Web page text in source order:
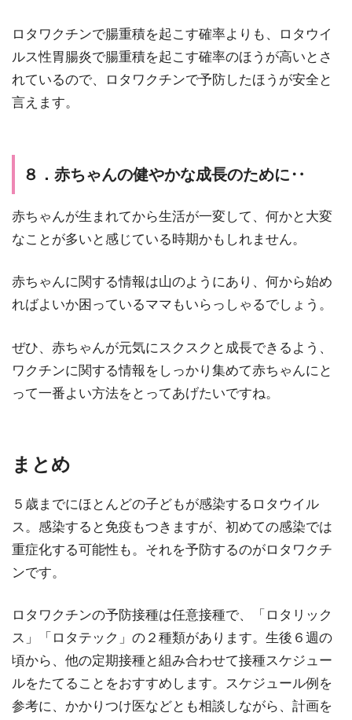
ロタワクチンで腸重積を起こす確率よりも、ロタウイ
ルス性胃腸炎で腸重積を起こす確率のほうが高いとさ
れているので、ロタワクチンで予防したほうが安全と
言えます。
８．赤ちゃんの健やかな成長のために‥
赤ちゃんが生まれてから生活が一変して、何かと大変
なことが多いと感じている時期かもしれません。
赤ちゃんに関する情報は山のようにあり、何から始め
ればよいか困っているママもいらっしゃるでしょう。
ぜひ、赤ちゃんが元気にスクスクと成長できるよう、
ワクチンに関する情報をしっかり集めて赤ちゃんにと
って一番よい方法をとってあげたいですね。
まとめ
５歳までにほとんどの子どもが感染するロタウイル
ス。感染すると免疫もつきますが、初めての感染では
重症化する可能性も。それを予防するのがロタワクチ
ンです。
ロタワクチンの予防接種は任意接種で、「ロタリック
ス」「ロタテック」の２種類があります。生後６週の
頃から、他の定期接種と組み合わせて接種スケジュー
ルをたてることをおすすめします。スケジュール例を
参考に、かかりつけ医などとも相談しながら、計画を